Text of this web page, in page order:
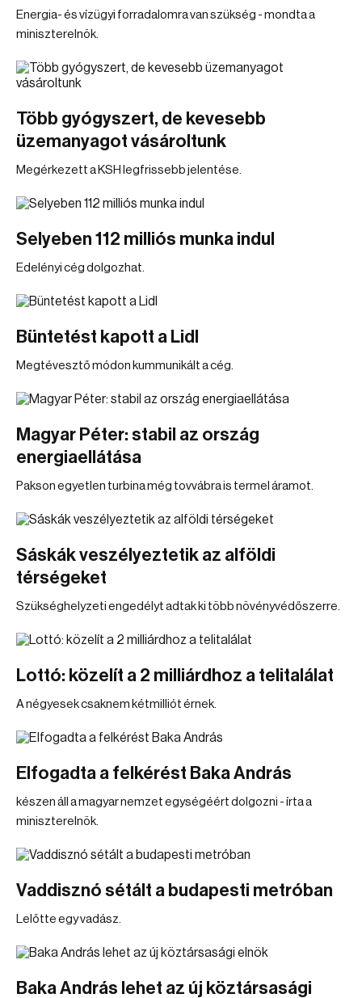
Energia- és vízügyi forradalomra van szükség - mondta a
miniszterelnök.
Több gyógyszert, de kevesebb
üzemanyagot vásároltunk
Megérkezett a KSH legfrissebb jelentése.
Selyeben 112 milliós munka indul
Edelényi cég dolgozhat.
Büntetést kapott a Lidl
Megtévesztő módon kummunikált a cég.
Magyar Péter: stabil az ország
energiaellátása
Pakson egyetlen turbina még tovvábra is termel áramot.
Sáskák veszélyeztetik az alföldi
térségeket
Szükséghelyzeti engedélyt adtak ki több növényvédőszerre.
Lottó: közelít a 2 milliárdhoz a telitalálat
A négyesek csaknem kétmilliót érnek.
Elfogadta a felkérést Baka András
készen áll a magyar nemzet egységéért dolgozni - írta a
miniszterelnök.
Vaddisznó sétált a budapesti metróban
Lelőtte egy vadász.
Baka András lehet az új köztársasági